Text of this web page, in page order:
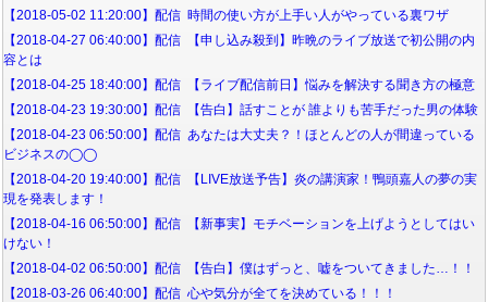
【2018-05-02 11:20:00】配信 時間の使い方が上手い人がやっている裏ワザ
【2018-04-27 06:40:00】配信 【申し込み殺到】昨晩のライブ放送で初公開の内
容とは
【2018-04-25 18:40:00】配信 【ライブ配信前日】悩みを解決する聞き方の極意
【2018-04-23 19:30:00】配信 【告白】話すことが 誰よりも苦手だった男の体験
【2018-04-23 06:50:00】配信 あなたは大丈夫？！ほとんどの人が間違っている
ビジネスの◯◯
【2018-04-20 19:40:00】配信 【LIVE放送予告】炎の講演家！鴨頭嘉人の夢の実
現を発表します！
【2018-04-16 06:50:00】配信 【新事実】モチベーションを上げようとしてはい
けない！
【2018-04-02 06:50:00】配信 【告白】僕はずっと、嘘をついてきました…！！
【2018-03-26 06:40:00】配信 心や気分が全てを決めている！！！